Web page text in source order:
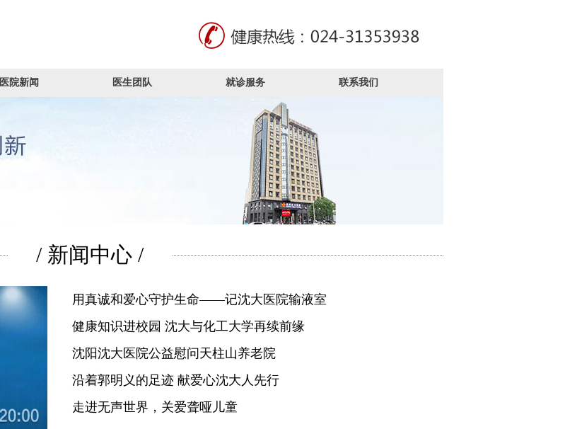
医院新闻 医生团队 就诊服务 联系我们
/ 新闻中心 /
用真诚和爱心守护生命——记沈大医院输液室
健康知识进校园 沈大与化工大学再续前缘
沈阳沈大医院公益慰问天柱山养老院
沿着郭明义的足迹 献爱心沈大人先行
走进无声世界，关爱聋哑儿童